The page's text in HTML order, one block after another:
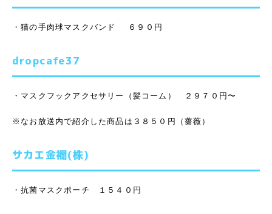
・猫の手肉球マスクバンド ６９０円
dropcafe37
・マスクフックアクセサリー（髪コーム） ２９７０円〜
※なお放送内で紹介した商品は３８５０円（薔薇）
サカエ金襴(株)
・抗菌マスクポーチ １５４０円